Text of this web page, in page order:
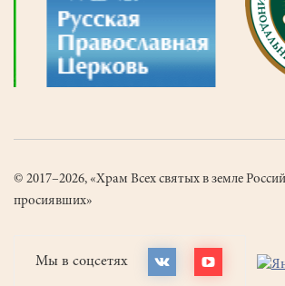
© 2017–2026, «Храм Всех святых в земле
просиявших»
Мы в соцсетях